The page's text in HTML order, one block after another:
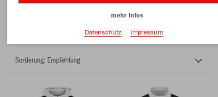
mehr Infos
Datenschutz
Impressum